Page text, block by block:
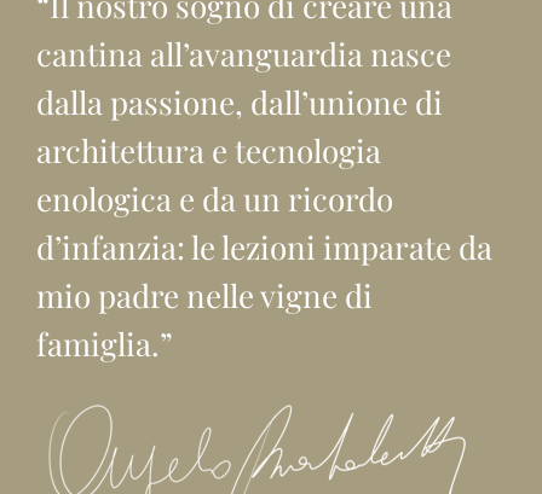
cantina all’avanguardia nasce
dalla passione, dall’unione di
architettura e tecnologia
enologica e da un ricordo
d’infanzia: le lezioni imparate da
mio padre nelle vigne di
famiglia.”